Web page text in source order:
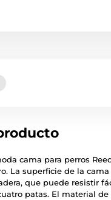
cama para perros
La superficie de la
que puede resistir
patas. El material